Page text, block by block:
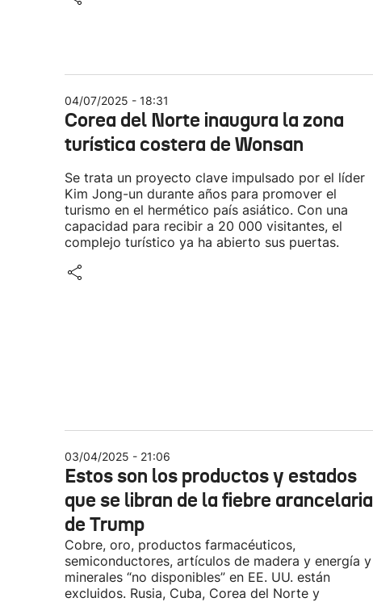
04/07/2025 - 18:31
Corea del Norte inaugura la zona
turística costera de Wonsan
Se trata un proyecto clave impulsado por el líder
Kim Jong-un durante años para promover el
turismo en el hermético país asiático. Con una
capacidad para recibir a 20 000 visitantes, el
complejo turístico ya ha abierto sus puertas.
03/04/2025 - 21:06
Estos son los productos y estados
que se libran de la fiebre arancelaria
de Trump
Cobre, oro, productos farmacéuticos,
semiconductores, artículos de madera y energía y
minerales “no disponibles” en EE. UU. están
excluidos. Rusia, Cuba, Corea del Norte y